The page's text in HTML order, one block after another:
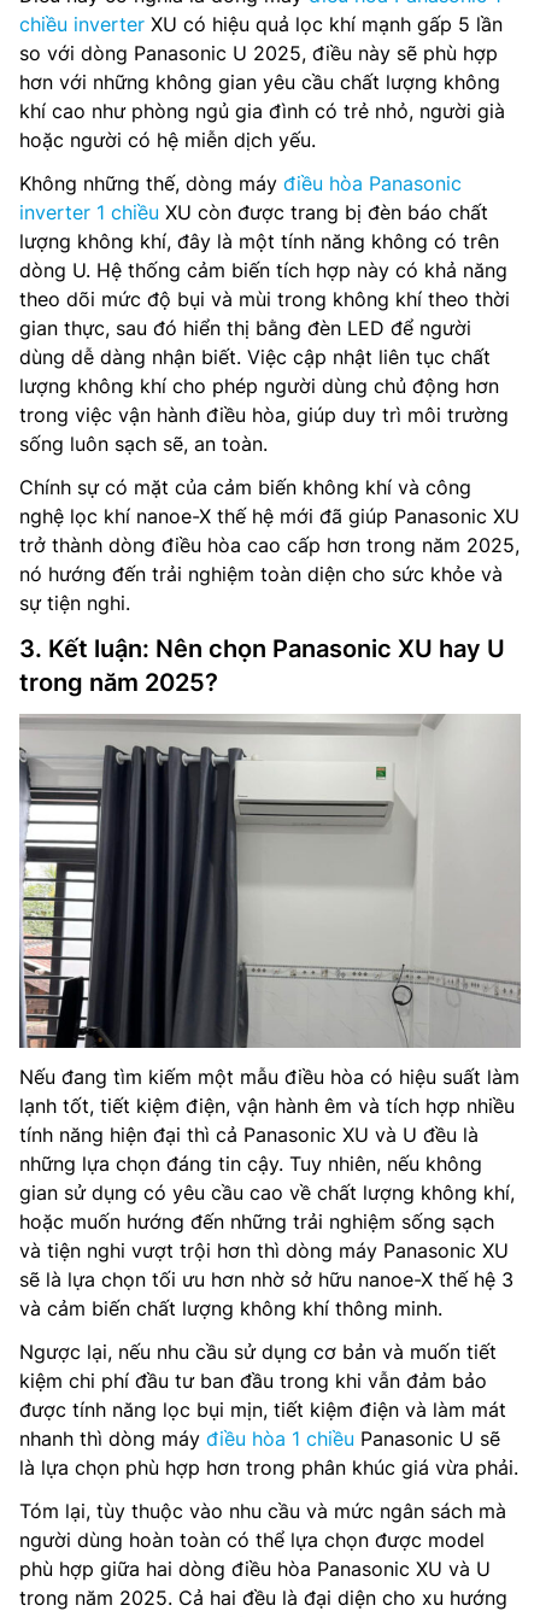
chiều inverter XU có hiệu quả lọc khí mạnh gấp 5 lần
so với dòng Panasonic U 2025, điều này sẽ phù hợp
hơn với những không gian yêu cầu chất lượng không
khí cao như phòng ngủ gia đình có trẻ nhỏ, người già
hoặc người có hệ miễn dịch yếu.
Không những thế, dòng máy điều hòa Panasonic
inverter 1 chiều XU còn được trang bị đèn báo chất
lượng không khí, đây là một tính năng không có trên
dòng U. Hệ thống cảm biến tích hợp này có khả năng
theo dõi mức độ bụi và mùi trong không khí theo thời
gian thực, sau đó hiển thị bằng đèn LED để người
dùng dễ dàng nhận biết. Việc cập nhật liên tục chất
lượng không khí cho phép người dùng chủ động hơn
trong việc vận hành điều hòa, giúp duy trì môi trường
sống luôn sạch sẽ, an toàn.
Chính sự có mặt của cảm biến không khí và công
nghệ lọc khí nanoe-X thế hệ mới đã giúp Panasonic XU
trở thành dòng điều hòa cao cấp hơn trong năm 2025,
nó hướng đến trải nghiệm toàn diện cho sức khỏe và
sự tiện nghi.
3. Kết luận: Nên chọn Panasonic XU hay U
trong năm 2025?
Nếu đang tìm kiếm một mẫu điều hòa có hiệu suất làm
lạnh tốt, tiết kiệm điện, vận hành êm và tích hợp nhiều
tính năng hiện đại thì cả Panasonic XU và U đều là
những lựa chọn đáng tin cậy. Tuy nhiên, nếu không
gian sử dụng có yêu cầu cao về chất lượng không khí,
hoặc muốn hướng đến những trải nghiệm sống sạch
và tiện nghi vượt trội hơn thì dòng máy Panasonic XU
sẽ là lựa chọn tối ưu hơn nhờ sở hữu nanoe-X thế hệ 3
và cảm biến chất lượng không khí thông minh.
Ngược lại, nếu nhu cầu sử dụng cơ bản và muốn tiết
kiệm chi phí đầu tư ban đầu trong khi vẫn đảm bảo
được tính năng lọc bụi mịn, tiết kiệm điện và làm mát
nhanh thì dòng máy điều hòa 1 chiều Panasonic U sẽ
là lựa chọn phù hợp hơn trong phân khúc giá vừa phải.
Tóm lại, tùy thuộc vào nhu cầu và mức ngân sách mà
người dùng hoàn toàn có thể lựa chọn được model
phù hợp giữa hai dòng điều hòa Panasonic XU và U
trong năm 2025. Cả hai đều là đại diện cho xu hướng